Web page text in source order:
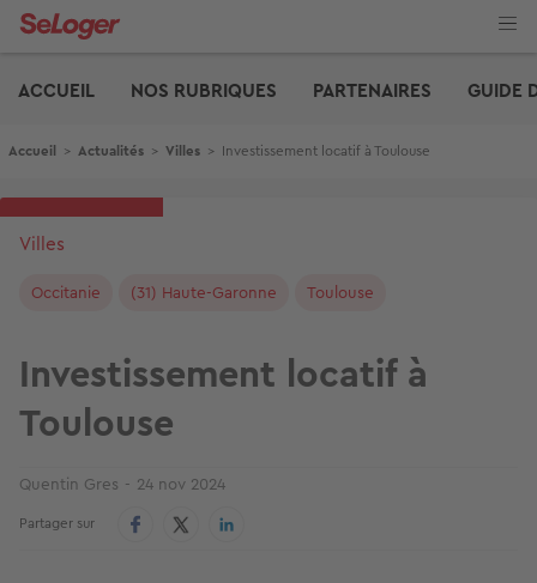
Aller
ACCUEIL
NOS RUBRIQUES PARTENAIRES GUIDE
Fil d'Ariane
Accueil > Actualités > Villes > Investissement locatif à Toulouse
Villes
Occitanie (31) Haute-Garonne Toulouse
Investissement locatif à
Toulouse
Quentin Gres 24 nov 2024
Partager sur